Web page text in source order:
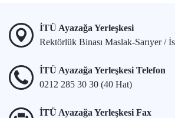
İTÜ Ayazağa Yerleşkesi
Rektörlük Binası Maslak-Sarıyer /
İTÜ Ayazağa Yerleşkesi Telefon
0212 285 30 30 (40 Hat)
İTÜ Ayazağa Yerleşkesi Fax